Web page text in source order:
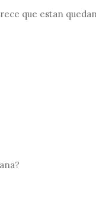
que estan